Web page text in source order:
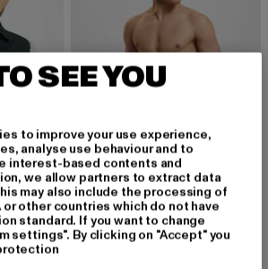
EUR 49,99 EUR
URBAN CLASSICS
Retro
18,99 EUR
Derzeitiger Preis: 18,99 EUR
SEE YOU
to improve your use experience,
analyse use behaviour and to
interest-based contents and
we allow partners to extract data
may also include the processing of
or other countries which do not have
standard. If you want to change
settings". By clicking on "Accept" you